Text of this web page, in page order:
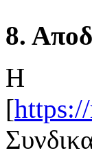
8.
Η
[